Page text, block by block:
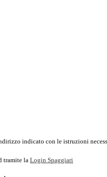
indicato con le istruzioni
tramite la Login Spaggiari